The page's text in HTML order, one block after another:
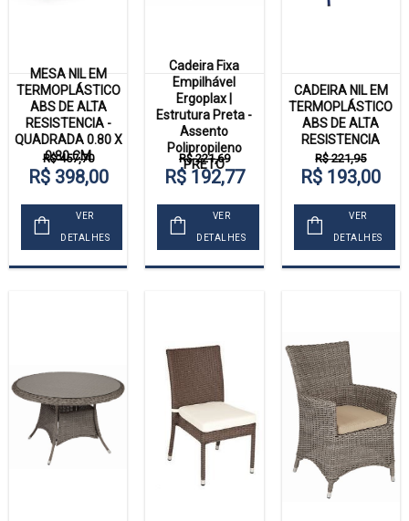
MESA NIL EM
TERMOPLÁSTICO
ABS DE ALTA
RESISTENCIA -
QUADRADA 0.80 X
0.80 CM
R$ 457,70
R$ 398,00
VER
DETALHES
Cadeira Fixa
Empilhável
Ergoplax |
Estrutura Preta -
Assento
Polipropileno
PRETO
R$ 221,69
R$ 192,77
VER
DETALHES
CADEIRA NIL EM
TERMOPLÁSTICO
ABS DE ALTA
RESISTENCIA
R$ 221,95
R$ 193,00
VER
DETALHES